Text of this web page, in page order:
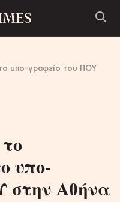
υπο-γραφείο του ΠΟΥ
υπο-
στην Αθήνα